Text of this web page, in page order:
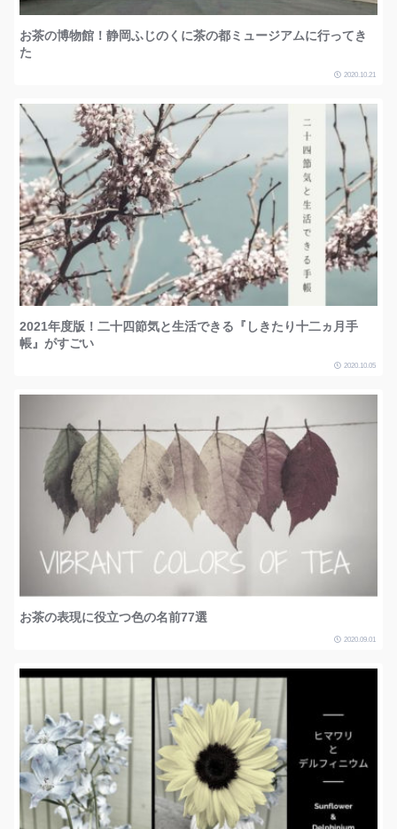
お茶の博物館！静岡ふじのくに茶の都ミュージアムに行ってき
た
2020.10.21
2021年度版！二十四節気と生活できる『しきたり十二ヵ月手
帳』がすごい
2020.10.05
お茶の表現に役立つ色の名前77選
2020.09.01